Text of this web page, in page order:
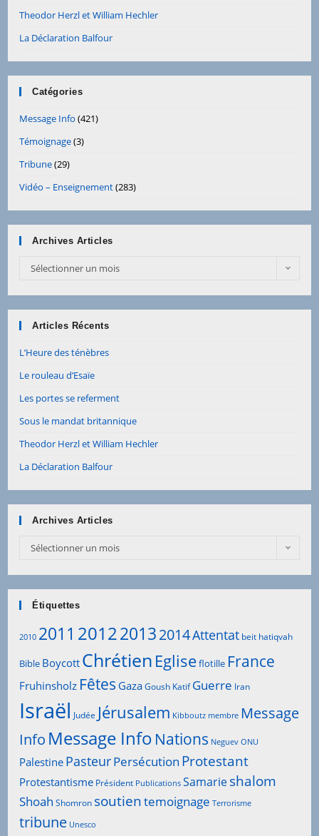
Theodor Herzl et William Hechler
La Déclaration Balfour
Catégories
Message Info (421)
Témoignage(3)
Tribune(29)
Vidéo – Enseignement(283)
Archives Articles
Sélectionner un mois
Articles Récents
L’Heure des ténèbres
Le rouleau d’Esaïe
Les portes se referment
Sous le mandat britannique
Theodor Herzl et William Hechler
La Déclaration Balfour
Archives Articles
Sélectionner un mois
Étiquettes
2010 2011 201220132014Attentat beit hatiqvah
Bible Boycott Chrétien Egliseflotille France
Fruhinsholz Fêtes GazaGoush Katif Guerre Iran
Israël Judée Jérusalem Kibboutz membre Message
Info Message Info Nations Neguev ONU
Palestine PasteurPersécution Protestant
Protestantisme Président Publications Samarieshalom
Shoah Shomron soutientemoignage Terrorisme
tribune Unesco